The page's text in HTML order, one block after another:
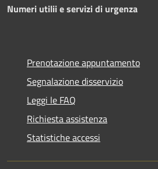
Numeri utilii e servizi di urgenza
Prenotazione appuntamento
Segnalazione disservizio
Leggi le FAQ
Richiesta assistenza
Statistiche accessi